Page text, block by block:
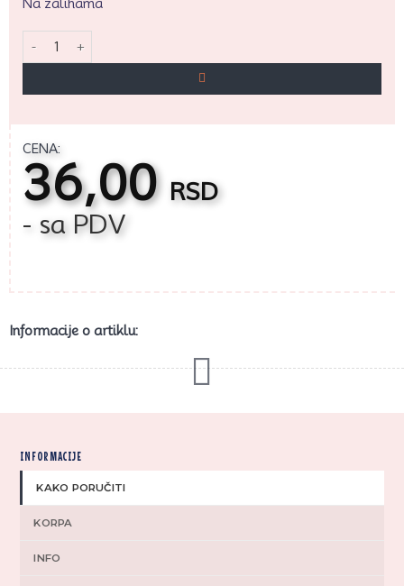
Na zalihama
CENA:
36,00 RSD
- sa PDV
Informacije o artiklu:
INFORMACIJE
KAKO PORUČITI
KORPA
INFO